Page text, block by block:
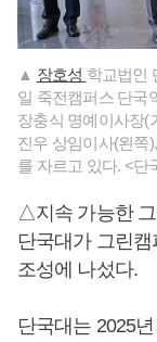
▲ 장호성 학교법인
일 죽전캠퍼스 단국
장충식 명예이사장(
진우 상임이사(왼쪽
를 자르고 있다. <단
△지속 가능한
단국대가 그린캠
조성에 나섰다.
단국대는 2025